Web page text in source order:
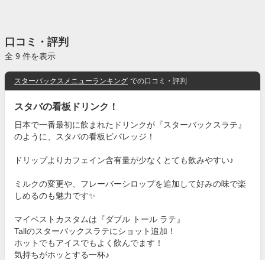
口コミ・評判
全 9 件を表示
スターバックスメニューランキング での口コミ・評判
スタバの看板ドリンク！
日本で一番最初に飲まれたドリンクが『スターバックスラテ』
のように、スタバの看板ビバレッジ！
ドリップよりカフェイン含有量が少なくとても飲みやすい♪
ミルクの変更や、フレーバーシロップを追加して好みの味で楽
しめるのも魅力です✨
マイベストカスタムは『ダブル トール ラテ』
Tallのスターバックスラテにショット追加！
ホットでもアイスでもよく飲んでます！
気持ちがホッとする一杯♪